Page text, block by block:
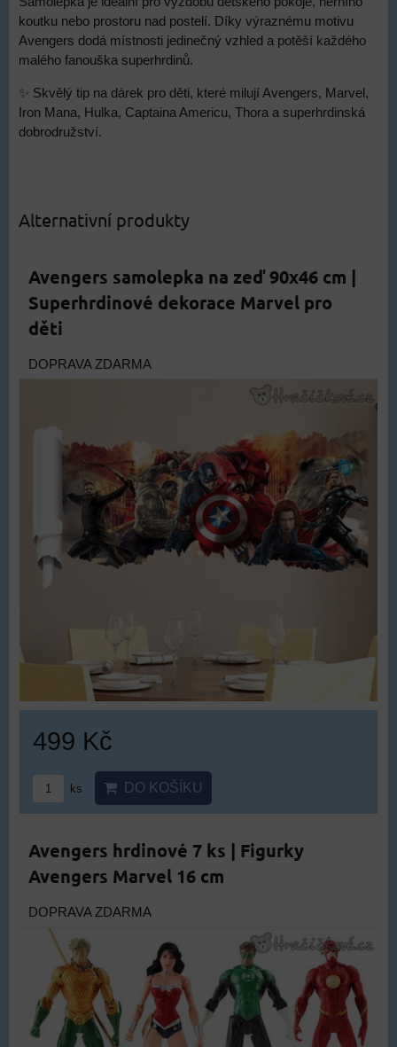
koutku nebo prostoru nad postelí. Díky výraznému motivu
Avengers dodá místnosti jedinečný vzhled a potěší každého
malého fanouška superhrdinů.
✨ Skvělý tip na dárek pro děti, které milují Avengers, Marvel,
Iron Mana, Hulka, Captaina Americu, Thora a superhrdinská
dobrodružství.
Alternativní produkty
Avengers samolepka na zeď 90x46 cm |
Superhrdinové dekorace Marvel pro
děti
DOPRAVA ZDARMA
499 Kč
ks DO KOŠÍKU
Avengers hrdinové 7 ks | Figurky
Avengers Marvel 16 cm
DOPRAVA ZDARMA